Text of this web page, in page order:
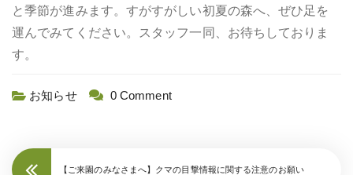
と季節が進みます。すがすがしい初夏の森へ、ぜひ足を
運んでみてください。スタッフ一同、お待ちしておりま
す。
お知らせ 0 Comment
【ご来園のみなさまへ】クマの目撃情報に関する注意のお願い